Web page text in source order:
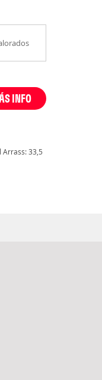
INFO
Arrass: 33,5